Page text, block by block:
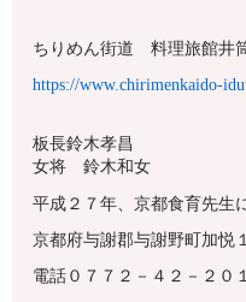
ちりめん街道 料理旅館井
https://www.chirimenkaido-
板長鈴木孝昌
女将 鈴木和女
平成２７年、京都食育先生
京都府与謝郡与謝野町加悦
電話０７７２－４２－２０